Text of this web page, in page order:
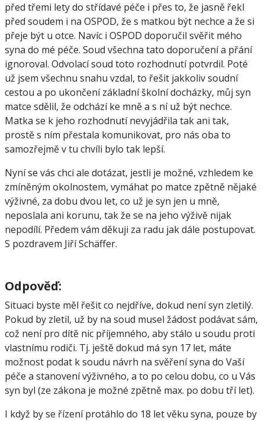
před třemi lety do střídavé péče i přes to, že jasně řekl
před soudem i na OSPOD, že s matkou být nechce a že si
přeje být u otce. Navíc i OSPOD doporučil svěřit mého
syna do mé péče. Soud všechna tato doporučení a přání
ignoroval. Odvolací soud toto rozhodnutí potvrdil. Poté
už jsem všechnu snahu vzdal, to řešit jakkoliv soudní
cestou a po ukončení základní školní docházky, můj syn
matce sdělil, že odchází ke mně a s ní už být nechce.
Matka se k jeho rozhodnutí nevyjádřila tak ani tak,
prostě s ním přestala komunikovat, pro nás oba to
samozřejmě v tu chvíli bylo tak lepší.
Nyní se vás chci ale dotázat, jestli je možné, vzhledem ke
zmíněným okolnostem, vymáhat po matce zpětně nějaké
výživné, za dobu dvou let, co už je syn jen u mně,
neposlala ani korunu, tak že se na jeho výživě nijak
nepodílí. Předem vám děkuji za radu jak dále postupovat.
S pozdravem Jiří Schäffer.
Odpověď:
Situaci byste měl řešit co nejdříve, dokud není syn zletilý.
Pokud by zletil, už by na soud musel žádost podávat sám,
což není pro dítě nic příjemného, aby stálo u soudu proti
vlastnímu rodiči. Tj. ještě dokud má syn 17 let, máte
možnost podat k soudu návrh na svěření syna do Vaší
péče a stanovení výživného, a to po celou dobu, co u Vás
syn byl (ze zákona je možné zpětně max. po dobu tří let).
I když by se řízení protáhlo do 18 let věku syna, pouze by